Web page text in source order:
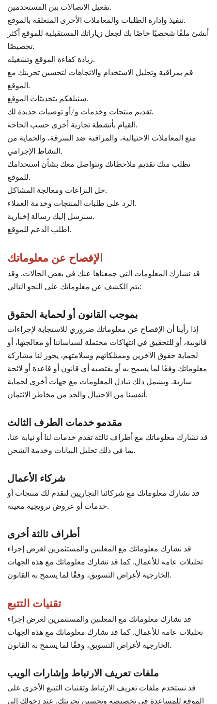
تفعيل الاتصالات بين المستخدمين.
تنفيذ وإدارة الطلبات والمعاملات الأخرى المتعلقة بالموقع.
أنشئ ملفًا شخصيًا خاصًا بك لجعل زياراتك المستقبلية للموقع أكثر
تخصيصًا.
زيادة كفاءة الموقع وتشغيله.
قم بمراقبة وتحليل الاستخدام والاتجاهات لتحسين تجربتك مع
الموقع.
سنبلغكم بتحديثات الموقع.
تقديم منتجات وخدمات و/أو توصيات جديدة لك.
القيام بأنشطة تجارية أخرى حسب الحاجة.
منع المعاملات الاحتيالية، والمراقبة ضد السرقة، والحماية من
النشاط الإجرامي.
نطلب منك تقديم ملاحظاتك ونتواصل معك بشأن استخدامك
للموقع.
حل النزاعات ومعالجة المشاكل.
الرد على طلبات المنتجات وخدمة العملاء.
سنرسل إليك رسالة إخبارية.
اطلب الدعم للموقع.
الإفصاح عن معلوماتك
قد نشارك المعلومات التي جمعناها عنك في بعض الحالات. وقد
يتم الكشف عن معلوماتك على النحو التالي:
بموجب القانون أو لحماية الحقوق
إذا رأينا أن الإفصاح عن معلوماتك ضروري للاستجابة لإجراءات
قانونية، أو للتحقيق في انتهاكات محتملة لسياساتنا أو معالجتها، أو
لحماية حقوق الآخرين وممتلكاتهم وسلامتهم، يجوز لنا مشاركة
معلوماتك وفقًا لما يسمح به أو يقتضيه أي قانون أو قاعدة أو لائحة
سارية. ويشمل ذلك تبادل المعلومات مع جهات أخرى لحماية
أنفسنا من الاحتيال والحد من مخاطر الائتمان.
مقدمو خدمات الطرف الثالث
قد نشارك معلوماتك مع أطراف ثالثة تقدم خدمات لنا أو نيابة عنا،
بما في ذلك تحليل البيانات وخدمة الشحن.
شركاء الأعمال
قد نشارك معلوماتك مع شركائنا التجاريين لنقدم لك منتجات أو
خدمات أو عروض ترويجية معينة.
أطراف ثالثة أخرى
قد نشارك معلوماتك مع المعلنين والمستثمرين لغرض إجراء
تحليلات عامة للأعمال. كما قد نشارك معلوماتك مع هذه الجهات
الخارجية لأغراض التسويق، وفقًا لما يسمح به القانون.
تقنيات التتبع
قد نشارك معلوماتك مع المعلنين والمستثمرين لغرض إجراء
تحليلات عامة للأعمال. كما قد نشارك معلوماتك مع هذه الجهات
الخارجية لأغراض التسويق، وفقًا لما يسمح به القانون.
ملفات تعريف الارتباط وإشارات الويب
قد نستخدم ملفات تعريف الارتباط وتقنيات التتبع الأخرى على
الموقع للمساعدة في تخصيصه وتحسين تجربتك. عند دخولك إلى